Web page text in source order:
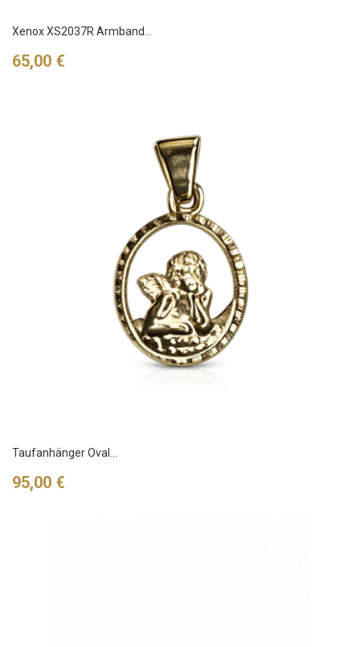
Xenox XS2037R Armband...
Preis
65,00 €
Taufanhänger Oval...
Preis
95,00 €